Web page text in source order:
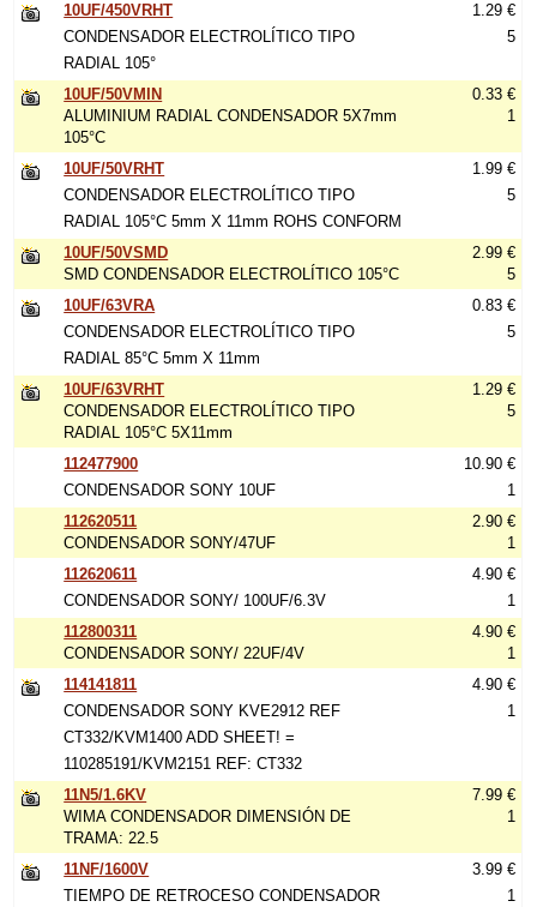
10UF/450VRHT
CONDENSADOR ELECTROLÍTICO TIPO
RADIAL 105°
1.29 €
5
10UF/50VMIN
ALUMINIUM RADIAL CONDENSADOR 5X7mm
105°C
0.33 €
1
10UF/50VRHT
CONDENSADOR ELECTROLÍTICO TIPO
RADIAL 105°C 5mm X 11mm ROHS CONFORM
1.99 €
5
10UF/50VSMD
SMD CONDENSADOR ELECTROLÍTICO 105°C
2.99 €
5
10UF/63VRA
CONDENSADOR ELECTROLÍTICO TIPO
RADIAL 85°C 5mm X 11mm
0.83 €
5
10UF/63VRHT
CONDENSADOR ELECTROLÍTICO TIPO
RADIAL 105°C 5X11mm
1.29 €
5
112477900
CONDENSADOR SONY 10UF
10.90 €
1
112620511
CONDENSADOR SONY/47UF
2.90 €
1
112620611
CONDENSADOR SONY/ 100UF/6.3V
4.90 €
1
112800311
CONDENSADOR SONY/ 22UF/4V
4.90 €
1
114141811
CONDENSADOR SONY KVE2912 REF
CT332/KVM1400 ADD SHEET! =
110285191/KVM2151 REF: CT332
4.90 €
1
11N5/1.6KV
WIMA CONDENSADOR DIMENSIÓN DE
TRAMA: 22.5
7.99 €
1
11NF/1600V
TIEMPO DE RETROCESO CONDENSADOR
3.99 €
1